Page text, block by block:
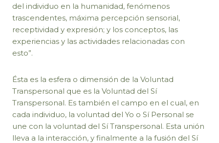
del individuo en la humanidad, fenómenos
trascendentes, máxima percepción sensorial,
receptividad y expresión; y los conceptos, las
experiencias y las actividades relacionadas con
esto”.
Ésta es la esfera o dimensión de la Voluntad
Transpersonal que es la Voluntad del Sí
Transpersonal. Es también el campo en el cual, en
cada individuo, la voluntad del Yo o Sí Personal se
une con la voluntad del Sí Transpersonal. Esta unión
lleva a la interacción, y finalmente a la fusión del Sí